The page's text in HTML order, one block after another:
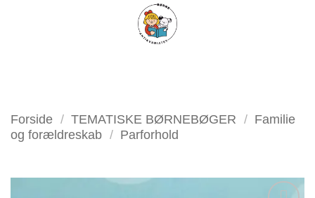
FILTER
Forside / TEMATISKE BØRNEBØGER / Familie
og forældreskab / Parforhold